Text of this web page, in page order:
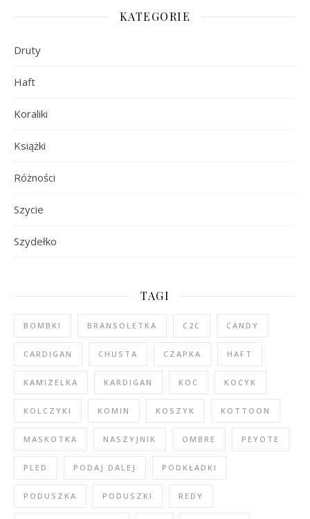
KATEGORIE
Druty
Haft
Koraliki
Książki
Różności
Szycie
Szydełko
TAGI
BOMBKI BRANSOLETKA C2C CANDY
CARDIGAN CHUSTA CZAPKA HAFT
KAMIZELKA KARDIGAN KOC KOCYK
KOLCZYKI KOMIN KOSZYK KOTTOON
MASKOTKA NASZYJNIK OMBRE PEYOTE
PLED PODAJ DALEJ PODKŁADKI
PODUSZKA PODUSZKI REDY